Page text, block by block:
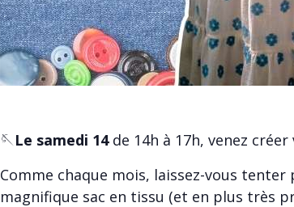
🪡Le samedi 14de 14h à 17h, venez créer
Comme chaque mois, laissez-vous
magnifique sac en tissu (et en plus très